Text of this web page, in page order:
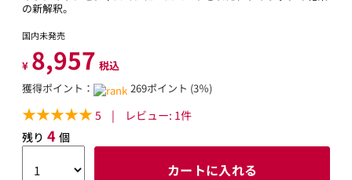
の新解釈。
国内未発売
¥ 8,957 税込
獲得ポイント：
269ポイント (3％)
5 | レビュー: 1件
残り 4 個
カートに入れる